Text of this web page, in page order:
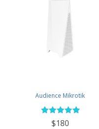
Audience Mikrotik
$180